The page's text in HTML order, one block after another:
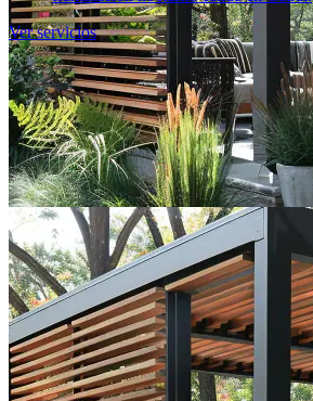
Ver servicios